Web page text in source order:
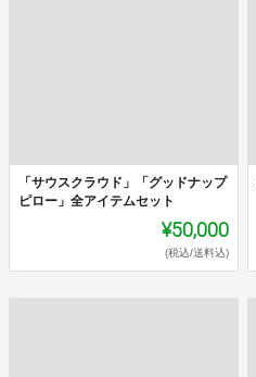
「サウスクラウド」「グッドナップ
ピロー」全アイテムセット
¥50,000
(税込/送料込)